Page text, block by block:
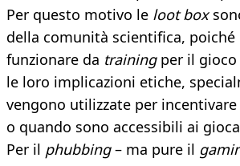
Per questo motivo le loot box
della comunità scientifica,
funzionare da trainingper il gioco
le loro implicazioni etiche,
vengono utilizzate per
o quando sono accessibili ai
Per il phubbing– ma pure il